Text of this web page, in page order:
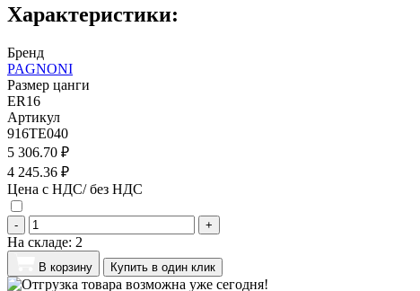
Характеристики:
Бренд
PAGNONI
Размер цанги
ER16
Артикул
916TE040
5 306.70 ₽
4 245.36 ₽
Цена с НДС/ без НДС
- +
На складе: 2
В корзину Купить в один клик